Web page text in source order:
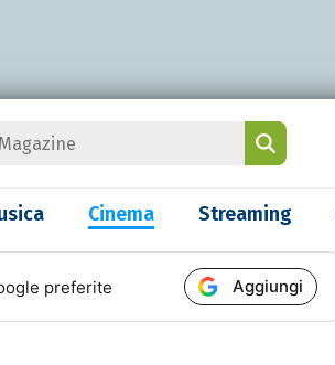
Cinema Streaming
preferite Aggiungi